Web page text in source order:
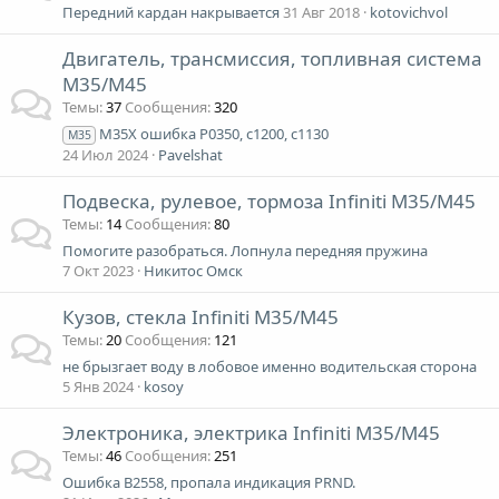
Передний кардан накрывается31 Авг 2018 kotovichvol
Двигатель, трансмиссия, топливная система
M35/M45
Темы 37 Сообщения 320
M35 M35X ошибка P0350, c1200, c1130
24 Июл 2024 Pavelshat
Подвеска, рулевое, тормоза Infiniti M35/M45
Темы 14 Сообщения 80
Помогите разобраться. Лопнула передняя пружина
7 Окт 2023 Никитос Омск
Кузов, стекла Infiniti M35/M45
Темы 20 Сообщения 121
не брызгает воду в лобовое именно водительская сторона
5 Янв 2024 kosoy
Электроника, электрика Infiniti M35/M45
Темы 46 Сообщения 251
Ошибка B2558, пропала индикация PRND.